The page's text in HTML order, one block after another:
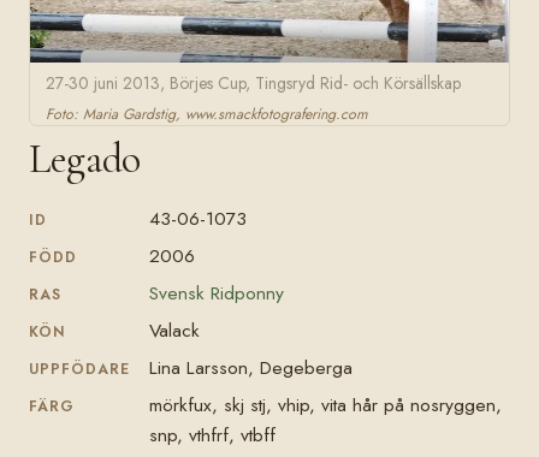
27-30 juni 2013, Börjes Cup, Tingsryd Rid- och Körsällskap
Foto: Maria Gardstig, www.smackfotografering.com
Legado
ID 43-06-1073
FÖDD 2006
RAS Svensk Ridponny
KÖN Valack
UPPFÖDARE Lina Larsson, Degeberga
FÄRG
mörkfux, skj stj, vhip, vita hår på nosryggen,
snp, vthfrf, vtbff